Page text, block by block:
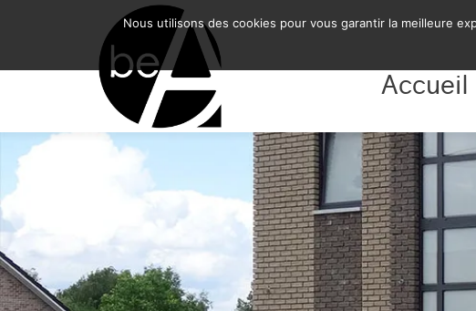
Accueil
Nous utilisons des cookies pour vous garantir la meilleure